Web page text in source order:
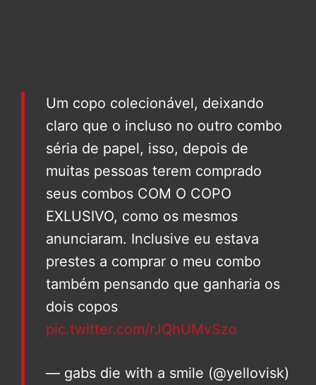
Um copo colecionável, deixando
claro que o incluso no outro combo
séria de papel, isso, depois de
muitas pessoas terem comprado
seus combos COM O COPO
EXLUSIVO, como os mesmos
anunciaram. Inclusive eu estava
prestes a comprar o meu combo
também pensando que ganharia os
dois copos
pic.twitter.com/rJQhUMvSzo
— gabs die with a smile (@yellovisk)